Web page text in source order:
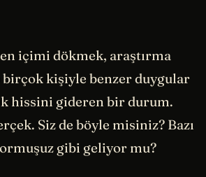
içimi dökmek, araştırma
birçok kişiyle benzer duygular
hissini gideren bir durum.
Siz de böyle misiniz? Bazı
gibi geliyor mu?